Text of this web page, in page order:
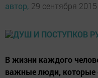
автор, 29 сентября 2015
В жизни каждого
важные люди, которые